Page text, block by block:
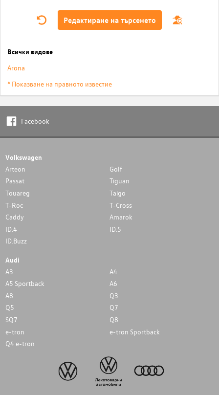
Редактиране на търсенето
Всички видове
Arona
* Показване на правното известие
Facebook
Volkswagen
Arteon
Golf
Passat
Tiguan
Touareg
Taigo
T-Roc
T-Cross
Caddy
Amarok
ID.4
ID.5
ID.Buzz
Audi
A3
A4
A5 Sportback
A6
A8
Q3
Q5
Q7
SQ7
Q8
e-tron
e-tron Sportback
Q4 e-tron